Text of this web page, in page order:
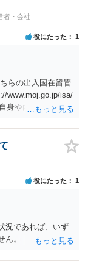
者・会社
役にたった 1
らの出入国在留管
www.moj.go.jp/isa/
身や内定先企業で
役にたった 1
況であれば、いず
。